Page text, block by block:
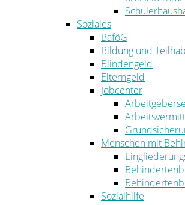
Soziales
BaföG
Bildung und
Blindengeld
Elterngeld
Jobcenter
Menschen mit
Sozialhilfe